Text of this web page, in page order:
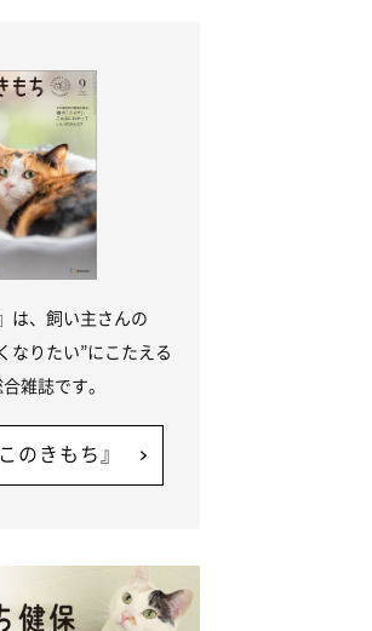
は、飼い主さんの
なりたい”にこたえる
雑誌です。
のきもち』